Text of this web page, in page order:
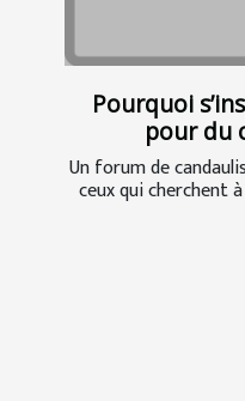
Pourquoi
pour du
Un forum de
ceux qui cherchent